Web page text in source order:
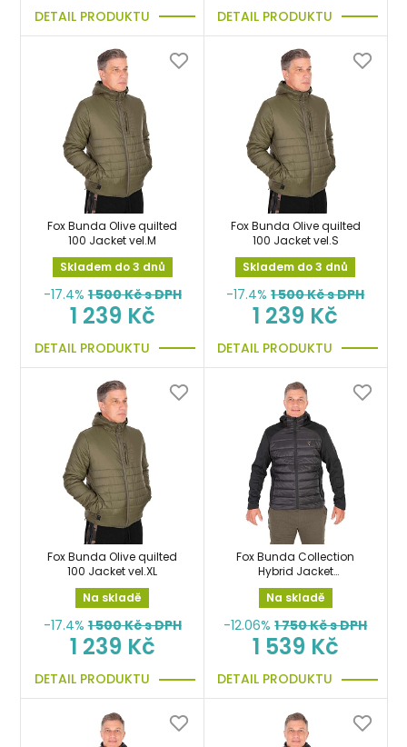
DETAIL PRODUKTU DETAIL PRODUKTU
Fox Bunda Olive quilted
100 Jacket vel.M
Skladem do 3 dnů
-17.4% 1 500Kč s DPH
1 239 Kč
DETAIL PRODUKTU
Fox Bunda Olive quilted
100 Jacket vel.S
Skladem do 3 dnů
-17.4% 1 500Kč s DPH
1 239 Kč
DETAIL PRODUKTU
Fox Bunda Olive quilted
100 Jacket vel.XL
Na skladě
-17.4% 1 500Kč s DPH
1 239 Kč
DETAIL PRODUKTU
Fox Bunda Collection
Hybrid Jacket
Black/Orange vel.L
Na skladě
-12.06% 1 750Kč s DPH
1 539 Kč
DETAIL PRODUKTU